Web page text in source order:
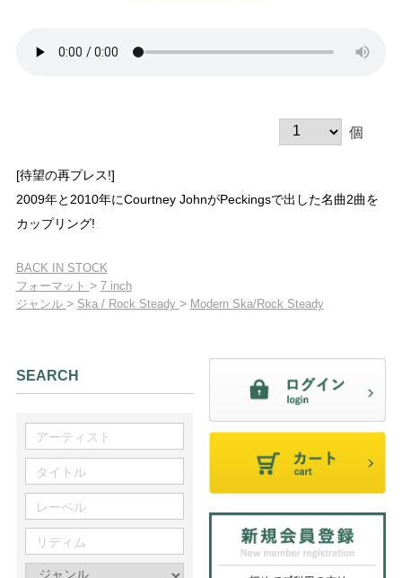
個
[待望の再プレス!]
2009年と2010年にCourtney JohnがPeckingsで出した名曲2曲を
カップリング!
BACK IN STOCK
フォーマット > 7 inch
ジャンル > Ska / Rock Steady > Modern Ska/Rock Steady
SEARCH